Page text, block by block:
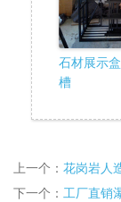
石材展示
槽
上一个： 花岗岩人
下一个： 工厂直销